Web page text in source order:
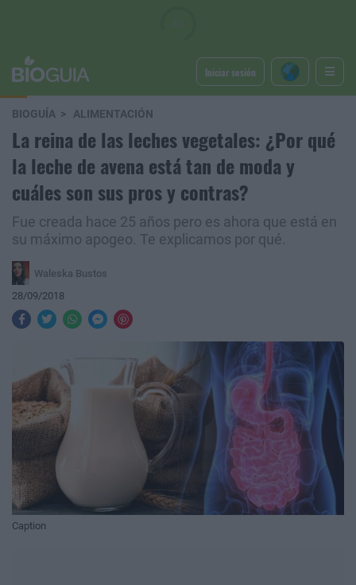
Iniciar sesión
BIOGUÍA ALIMENTACIÓN
La reina de las leches vegetales: ¿Por qué
la leche de avena está tan de moda y
cuáles son sus pros y contras?
Fue creada hace 25 años pero es ahora que está en
su máximo apogeo. Te explicamos por qué.
Waleska Bustos
28/09/2018
Caption